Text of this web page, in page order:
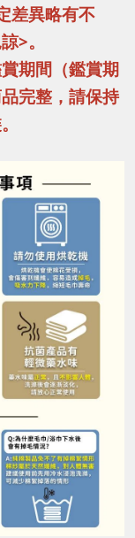
差異略有不
>。
期間（鑑賞期
完整，請保持